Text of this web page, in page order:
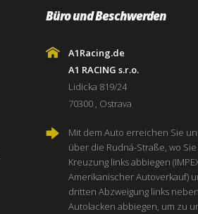
Büro und Beschwerden
A1Racing.de
A1 RACING s.r.o.
Lidicka 819/24
70300 , Ostrava
Mit dem Auto erreichen Sie
über die Rudná-Straße, wo
Kreuzung links abbiegen
Amerikanischer Autoverkauf)
dritten Abzweigung links
Autolacken abbiegen, um zu